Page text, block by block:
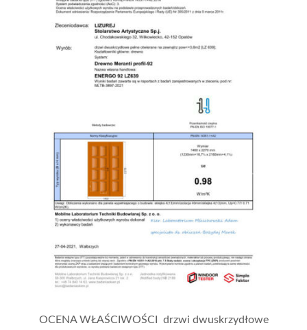
OCENA WŁAŚCIWOŚCI drzwi dwuskrzydłowe